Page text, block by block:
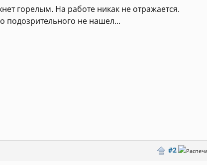
горелым. На работе никак не отражается.
подозрительного не нашел...
#2